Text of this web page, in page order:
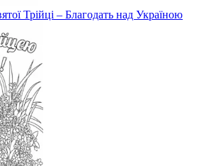
Трійці – Благодать над Україною